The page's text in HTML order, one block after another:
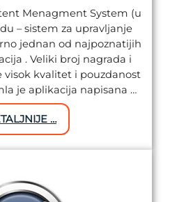
Menagment System (u
– sistem za upravljanje
jednan od najpoznatijih
. Veliki broj nagrada i
kvalitet i pouzdanost
je aplikacija napisana …
…